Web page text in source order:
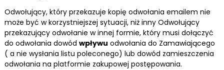
Odwołujący, który przekazuje kopię odwołania emailem nie
może być w korzystniejszej sytuacji, niż inny Odwołujący
przekazujący odwołanie w innej formie, który musi dołączyć
do odwołania dowód wpływu odwołania do Zamawiającego
( a nie wysłania listu poleconego) lub dowód zamieszczenia
odwołania na platformie zakupowej postępowania.